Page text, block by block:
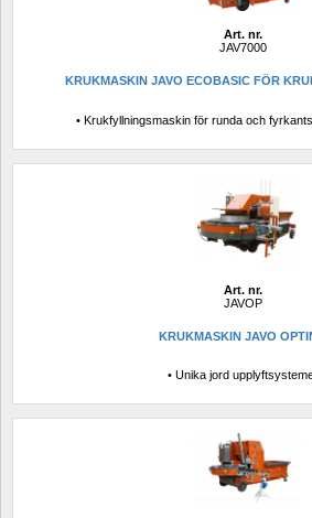
Art. nr.
JAV7000
KRUKMASKIN JAVO ECOBASIC FÖR
• Krukfyllningsmaskin för runda och
Art. nr.
JAVOP
KRUKMASKIN JAVO
• Unika jord